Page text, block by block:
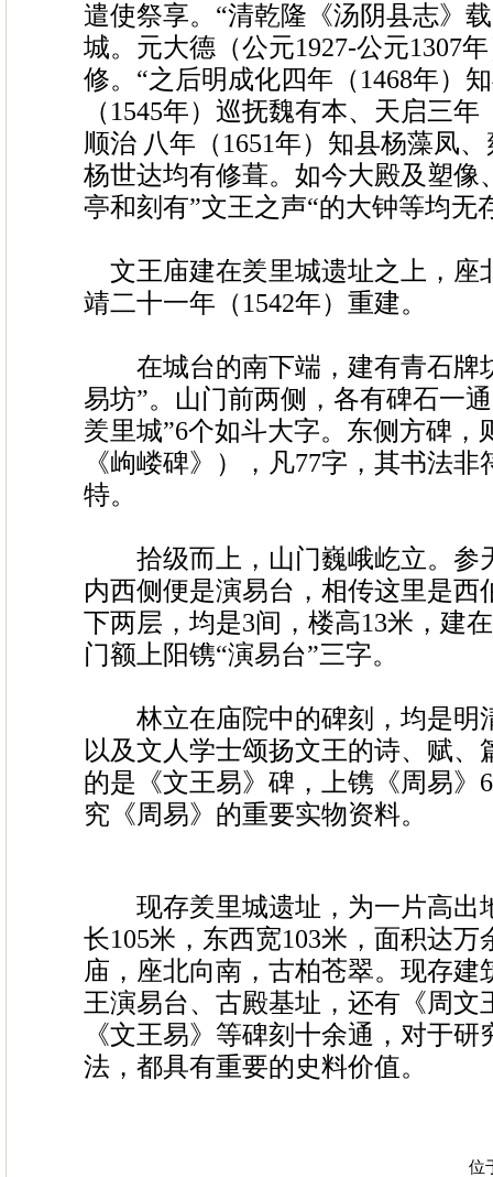
遣使祭享。“清乾隆《汤阴县志》
城。元大德（公元1927-公元1307
修。“之后明成化四年（1468年）
（1545年）巡抚魏有本、天启三
顺治 八年（1651年）知县杨藻凤
杨世达均有修葺。如今大殿及塑像
亭和刻有”文王之声“的大钟等均无
文王庙建在羑里城遗址之上，座
靖二十一年（1542年）重建。
在城台的南下端，建有青石牌
易坊”。山门前两侧，各有碑石一
羑里城”6个如斗大字。东侧方碑，
《岣嵝碑》），凡77字，其书法
特。
拾级而上，山门巍峨屹立。参
内西侧便是演易台，相传这里是西
下两层，均是3间，楼高13米，建
门额上阳镌“演易台”三字。
林立在庙院中的碑刻，均是明
以及文人学士颂扬文王的诗、赋
的是《文王易》碑，上镌《周易》
究《周易》的重要实物资料。
现存羑里城遗址，为一片高出
长105米，东西宽103米，面积达
庙，座北向南，古柏苍翠。现存建
王演易台、古殿基址，还有《周文
《文王易》等碑刻十余通，对于
法，都具有重要的史料价值。
位